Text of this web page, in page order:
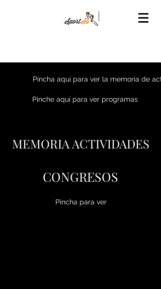
Share
Pincha aquí para ver la memoria de
Pinche aquí para ver programas
MEMORIA ACTIVIDADES
CONGRESOS
Pincha para ver